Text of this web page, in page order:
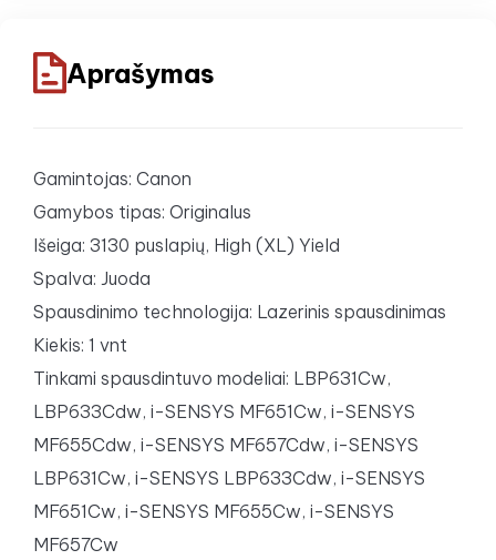
Aprašymas
Gamintojas: Canon
Gamybos tipas: Originalus
Išeiga: 3130 puslapių, High (XL) Yield
Spalva: Juoda
Spausdinimo technologija: Lazerinis spausdinimas
Kiekis: 1 vnt
Tinkami spausdintuvo modeliai: LBP631Cw,
LBP633Cdw, i-SENSYS MF651Cw, i-SENSYS
MF655Cdw, i-SENSYS MF657Cdw, i-SENSYS
LBP631Cw, i-SENSYS LBP633Cdw, i-SENSYS
MF651Cw, i-SENSYS MF655Cw, i-SENSYS
MF657Cw